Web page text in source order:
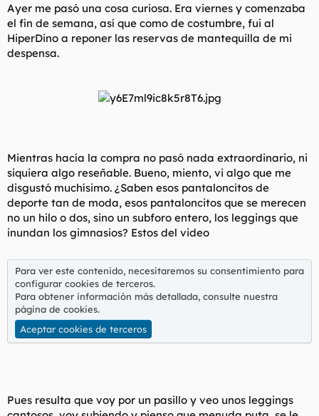
d
e
l
t
i
c
i
Ayer me pasó una cosa curiosa. Era viernes y comenzaba
el fin de semana, así que como de costumbre, fui al
HiperDino a reponer las reservas de mantequilla de mi
despensa.
Mientras hacía la compra no pasó nada extraordinario, ni
siquiera algo reseñable. Bueno, miento, vi algo que me
disgustó muchísimo. ¿Saben esos pantaloncitos de
deporte tan de moda, esos pantaloncitos que se merecen
no un hilo o dos, sino un subforo entero, los leggings que
inundan los gimnasios? Estos del video
Para ver este contenido, necesitaremos su consentimiento para
configurar cookies de terceros.
Para obtener información más detallada, consulte nuestra
página de cookies.
Aceptar cookies de terceros
Pues resulta que voy por un pasillo y veo unos leggings